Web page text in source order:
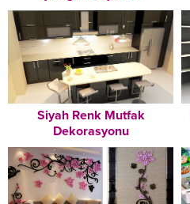
Siyah Renk Mutfak
Dekorasyonu